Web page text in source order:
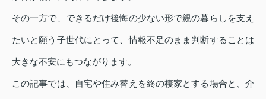
その一方で、できるだけ後悔の少ない形で親の暮らしを支え
たいと願う子世代にとって、情報不足のまま判断することは
大きな不安にもつながります。
この記事では、自宅や住み替えを終の棲家とする場合と、介